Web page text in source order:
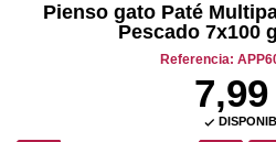
Pienso gato Paté
Pescado 7x100
Referencia:
